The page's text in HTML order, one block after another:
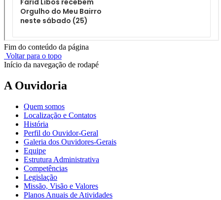
Fim do conteúdo da página
Voltar para o topo
Início da navegação de rodapé
A Ouvidoria
Quem somos
Localização e Contatos
História
Perfil do Ouvidor-Geral
Galeria dos Ouvidores-Gerais
Equipe
Estrutura Administrativa
Competências
Legislação
Missão, Visão e Valores
Planos Anuais de Atividades